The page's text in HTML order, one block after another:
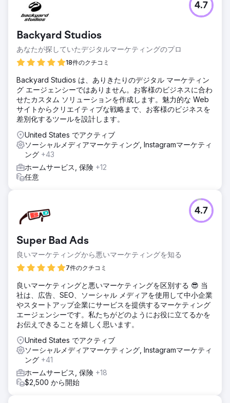
米国に拠点を置くフィンテック企業は、Google AI
Overview、ChatGPT検索、Perplexityがファネル上部のク
クが41%減少した。従来のSEOランキングは維持されたもの
の、AI検索エンジンがユーザーがサイトを訪問することなく
購入者の質問に答えていたため、クリック率が急落した。同
社のブランドは生成エンジンの結果には表示されず、スキー
マとエンティティデータは不完全で、マーケティングリーダ
ーはLLM最適化、GEO、または回答に関するプレイブックを
持っていなかった。
ソリューション
Elatreは、AIを活用したSEOとLLM最適化プログラムを包括的
に実施しました。当社チームは、コンテンツをトピック別の
権威クラスターとして再構築し、エンティティレベルのスキ
ーママークアップ、FAQページとハウツー構造化データ、そ
して権威の高い情報源からの引用シグナルを展開しました。
事実を豊富に盛り込んだ段落構造によって検索性を最適化
し、クローラーのコンテキストに合わせて内部リンクを改善
た。その後、ChatGPT、Perplexity、Gemini、Google AI
Overviewといったツールを用いて、毎週可視性監査を実施
しました。
結果
6か月で、このブランドは、上位50件の購入意向クエリのう
ち38件について、ChatGPT、Perplexity、およびGoogle AI
Overviewで推奨情報源となりました。追跡されたクエリカ
バレッジに基づくと、AI検索の可視性はChatGPTで92%、
Perplexityで88%、Google AI Overviewで84%向上しまし
た。オーガニック検索のクリック数は回復し、前年比27%増
加、ブランド検索ボリュームは64%増加、有料メディア支出
を増やすことなく、インバウンドデモリクエストは90日間で
2倍になりました。
エージェンシーページに移動
Backyard Studios
あなたが探していたデジタルマーケティングのプロ
18件のクチコミ
4.7
Backyard Studios は、ありきたりのデジタル マーケティン
グ エージェンシーではありません。お客様のビジネスに合わ
せたカスタム ソリューションを作成します。魅力的な Web
サイトからクリエイティブな戦略まで、お客様のビジネスを
差別化するツールを設計します。
United States でアクティブ
ソーシャルメディアマーケティング, Instagramマーケティ
ング +43
ホームサービス, 保険 +12
任意
Super Bad Ads
良いマーケティングから悪いマーケティングを知る
7件のクチコミ
4.7
良いマーケティングと悪いマーケティングを区別する 😎 当
社は、広告、SEO、ソーシャル メディアを使用して中小企業
やスタートアップ企業にサービスを提供するマーケティング
エージェンシーです。私たちがどのようにお役に立てるかを
お伝えできることを嬉しく思います。
United States でアクティブ
ソーシャルメディアマーケティング, Instagramマーケティ
ング +41
ホームサービス, 保険 +18
$2,500 から開始